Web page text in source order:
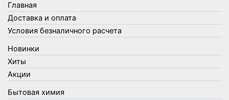
Товары для кухни
Товары для сада и огорода
Товары для туризма и отдыха
Упаковка
Утеплители и прочее
Фонари, лампы и удлинители
Хозяйственные товары
Главная
Доставка и оплата
Условия безналичного расчета
Новинки
Хиты
Акции
Бытовая химия